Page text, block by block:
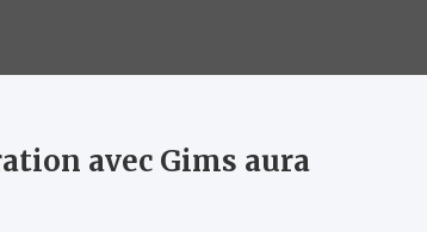
avec Gims aura